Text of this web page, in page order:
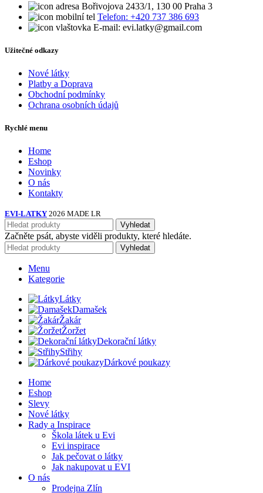
Bořivojova 2433/1, 130 00 Praha 3
Telefon: +420 737 386 693
E-mail: evi.latky@gmail.com
Užitečné odkazy
Nové látky
Platby a Doprava
Obchodní podmínky
Ochrana osobních údajů
Rychlé menu
Home
Eshop
Novinky
O nás
Kontakty
EVI-LATKY 2026 MADE LR
Vyhledat
Začněte psát, abyste viděli produkty, které hledáte.
Vyhledat
Menu
Kategorie
Látky
Damašek
Žakár
Žoržet
Dekorační látky
Střihy
Dárkové poukazy
Home
Eshop
Slevy
Nové látky
Rady a Inspirace
Škola látek u Evi
Evi inspirace
Jak pečovat o látky
Jak nakupovat u EVI
O nás
Prodejna Zlín